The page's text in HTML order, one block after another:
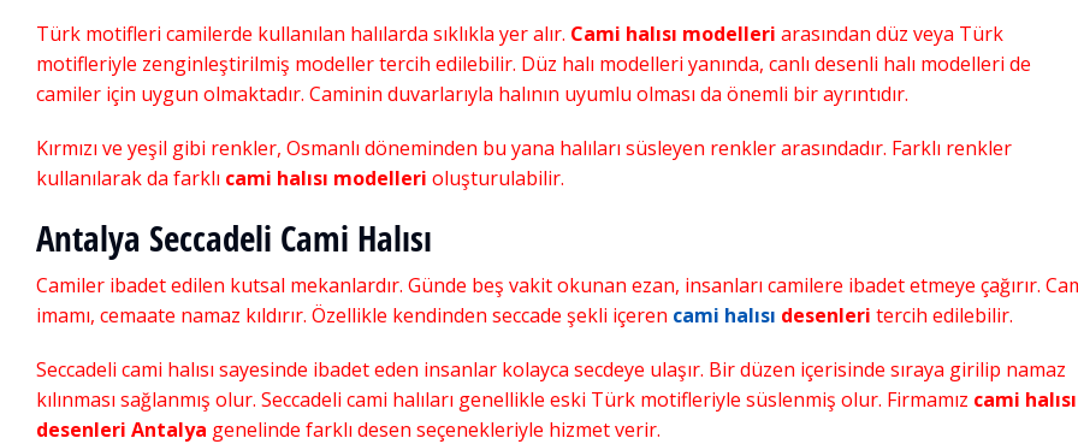
Türk motifleri camilerde kullanılan halılarda sıklıkla yer alır. Cami halısı modelleri arasından düz veya Türk
motifleriyle zenginleştirilmiş modeller tercih edilebilir. Düz halı modelleri yanında, canlı desenli halı modelleri de
camiler için uygun olmaktadır. Caminin duvarlarıyla halının uyumlu olması da önemli bir ayrıntıdır.
Kırmızı ve yeşil gibi renkler, Osmanlı döneminden bu yana halıları süsleyen renkler arasındadır. Farklı renkler
kullanılarak da farklı cami halısı modelleri oluşturulabilir.
Antalya Seccadeli Cami Halısı
Camiler ibadet edilen kutsal mekanlardır. Günde beş vakit okunan ezan, insanları camilere ibadet etmeye çağırır.
imamı, cemaate namaz kıldırır. Özellikle kendinden seccade şekli içeren cami halısı desenleri tercih edilebilir.
Seccadeli cami halısı sayesinde ibadet eden insanlar kolayca secdeye ulaşır. Bir düzen içerisinde sıraya girilip namaz
kılınması sağlanmış olur. Seccadeli cami halıları genellikle eski Türk motifleriyle süslenmiş olur. Firmamız cami halısı
desenleri Antalya genelinde farklı desen seçenekleriyle hizmet verir.